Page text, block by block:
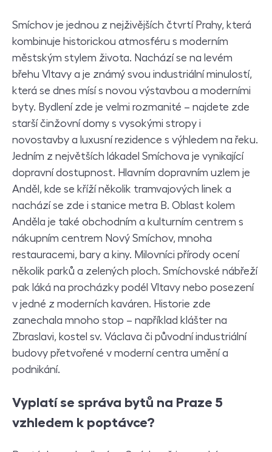
Smíchov je jednou z nejživějších čtvrtí Prahy, která
kombinuje historickou atmosféru s moderním
městským stylem života. Nachází se na levém
břehu Vltavy a je známý svou industriální minulostí,
která se dnes mísí s novou výstavbou a moderními
byty. Bydlení zde je velmi rozmanité – najdete zde
starší činžovní domy s vysokými stropy i
novostavby a luxusní rezidence s výhledem na řeku.
Jedním z největších lákadel Smíchova je vynikající
dopravní dostupnost. Hlavním dopravním uzlem je
Anděl, kde se kříží několik tramvajových linek a
nachází se zde i stanice metra B. Oblast kolem
Anděla je také obchodním a kulturním centrem s
nákupním centrem Nový Smíchov, mnoha
restauracemi, bary a kiny. Milovníci přírody ocení
několik parků a zelených ploch. Smíchovské nábřeží
pak láká na procházky podél Vltavy nebo posezení
v jedné z moderních kaváren. Historie zde
zanechala mnoho stop – například klášter na
Zbraslavi, kostel sv. Václava či původní industriální
budovy přetvořené v moderní centra umění a
podnikání.
Vyplatí se správa bytů na Praze 5
vzhledem k poptávce?